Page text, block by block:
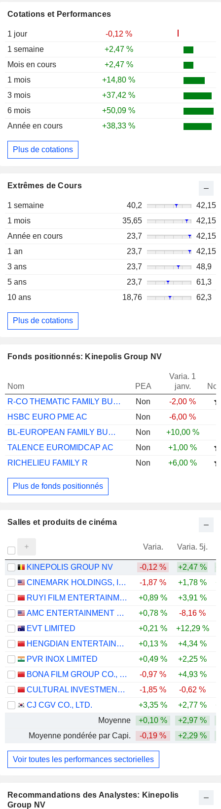
Recommandations des Analystes: Kinepolis
Group NV
Cotations et Performances
1 jour
-0,12 %
1 semaine
+2,47 %
Mois en cours
+2,47 %
1 mois
+14,80 %
3 mois
+37,42 %
6 mois
+50,09 %
Année en cours
+38,33 %
Plus de cotations
Extrêmes de Cours
1 semaine 40,2
42,15
1 mois
35,65
42,15
Année en cours
23,7
42,15
1 an
23,7
42,15
3 ans
23,7
48,9
5 ans
23,7
61,3
10 ans
18,76 62,3
Plus de cotations
Fonds positionnés: Kinepolis Group NV
Nom PEA
Varia. 1
janv.
R-CO THEMATIC FAMILY BUSINESSES C EUR
Non
-2,00 %
HSBC EURO PME AC
Non
-6,00 %
BL-EUROPEAN FAMILY BUSINESSES BM EUR
Non
+10,00 %
TALENCE EUROMIDCAP AC
Non
+1,00 %
RICHELIEU FAMILY R
Non +6,00 %
Plus de fonds positionnés
Salles et produits de cinéma
Varia. Varia. 5j.
KINEPOLIS GROUP NV -0,12 % +2,47 %
CINEMARK HOLDINGS, INC.
-1,87 % +1,78 %
RUYI FILM ENTERTAINMENT COMPANY LIMITED
+0,89 % +3,91 %
AMC ENTERTAINMENT HOLDINGS, INC.
+0,78 % -8,16 %
EVT LIMITED
+0,21 % +12,29 %
HENGDIAN ENTERTAINMENT CO.,LTD
+0,13 % +4,34 %
PVR INOX LIMITED
+0,49 % +2,25 %
BONA FILM GROUP CO., LTD.
-0,97 % +4,93 %
CULTURAL INVESTMENT HOLDINGS CO.,LTD
-1,85 % -0,62 %
CJ CGV CO., LTD.
+3,35 % +2,77 %
Moyenne
+0,10 % +2,97 %
Moyenne pondérée par Capi.
-0,19 % +2,29 %
Voir toutes les performances sectorielles